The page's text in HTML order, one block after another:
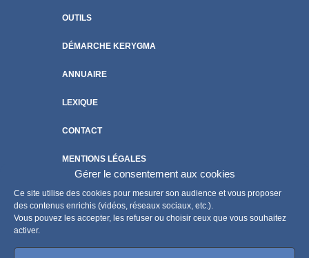
Gérer le consentement aux cookies
Ce site utilise des cookies pour mesurer son audience et vous proposer
des contenus enrichis (vidéos, réseaux sociaux, etc.).
Vous pouvez les accepter, les refuser ou choisir ceux que vous souhaitez
activer.
OUTILS
DÉMARCHE KERYGMA
ANNUAIRE
LEXIQUE
CONTACT
MENTIONS LÉGALES